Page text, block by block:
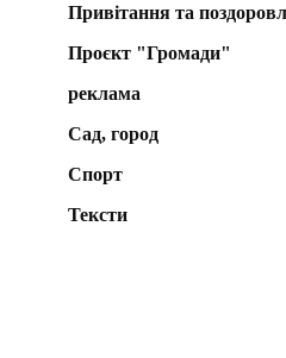
Привітання та
Проєкт "Громади"
реклама
Сад, город
Спорт
Тексти